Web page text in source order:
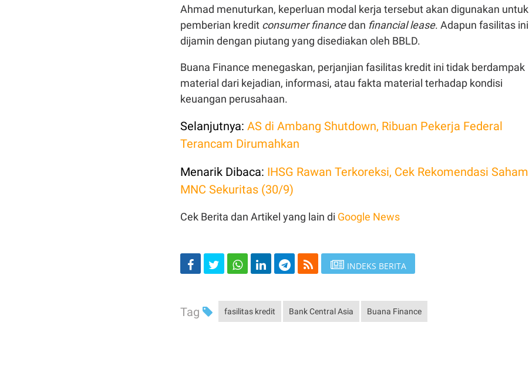
Ahmad menuturkan, keperluan modal kerja tersebut akan digunakan untuk
pemberian kredit consumer financedan financial lease. Adapun fasilitas ini
dijamin dengan piutang yang disediakan oleh BBLD.
Buana Finance menegaskan, perjanjian fasilitas kredit ini tidak berdampak
material dari kejadian, informasi, atau fakta material terhadap kondisi
keuangan perusahaan.
Selanjutnya: AS di Ambang Shutdown, Ribuan Pekerja Federal
Terancam Dirumahkan
Menarik Dibaca: IHSG Rawan Terkoreksi, Cek Rekomendasi Saham
MNC Sekuritas (30/9)
Cek Berita dan Artikel yang lain di Google News
INDEKS BERITA
Tag fasilitas kredit Bank Central Asia Buana Finance